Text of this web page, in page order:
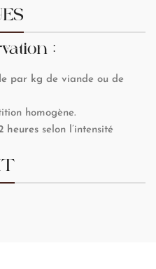
:
par kg de viande ou de
homogène.
heures selon l’intensité